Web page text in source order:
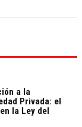
a la
Privada: el
la Ley del